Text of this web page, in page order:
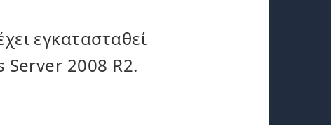
εγκατασταθεί
Server 2008 R2.